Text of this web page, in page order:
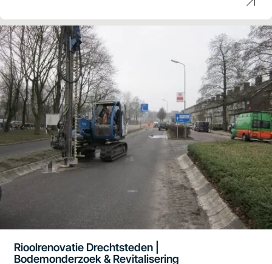
Rioolrenovatie Drechtsteden |
Bodemonderzoek & Revitalisering